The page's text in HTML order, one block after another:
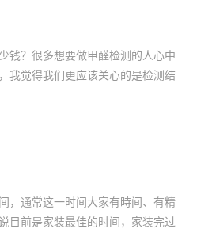
？很多想要做甲醛检测的人心中
我觉得我们更应该关心的是检测结
通常这一时间大家有時间、有精
目前是家装最佳的时间，家装完过